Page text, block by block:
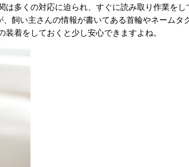
多くの対応に迫られ、すぐに読み取り作業を
飼い主さんの情報が書いてある首輪やネーム
着をしておくと少し安心できますよね。